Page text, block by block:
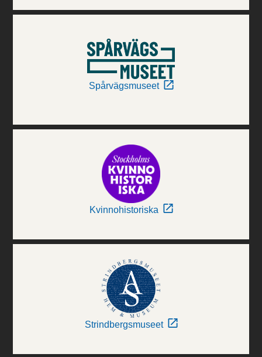
Spårvägsmuseet
Kvinnohistoriska
Strindbergsmuseet